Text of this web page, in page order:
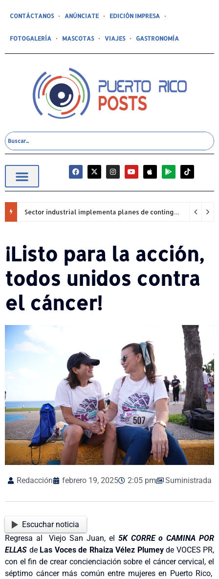
CONTÁCTANOS ANÚNCIATE EDICIÓN IMPRESA
FOTOGALERÍA MASCOTAS VIAJES GASTRONOMÍA
Sector industrial implementa planes de contingencia ante racionamiento de agua y hace un llamado a la eficiencia infraestructural
¡Listo para la acción,
todos unidos contra
el cáncer!
Redacción febrero 19, 2025 2:05 pm Suministrada
Escuchar noticia
Regresa al Viejo San Juan, el 5K CORRE o CAMINA POR
ELLAS deLas Voces de Rhaiza Vélez Plumeyde VOCES PR,
con el fin de crear concienciación sobre el cáncer cervical, el
séptimo cáncer más común entre mujeres en Puerto Rico,